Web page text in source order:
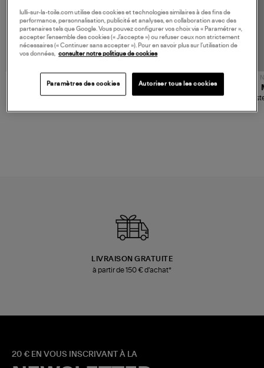
JEROME DREYFUSS
Sac Bobi S Cuir Lamé
TORAL
Mocassins Killian Sport
LIVRAISON GRATUITE
à partir de 150 € d'achat*
20 € EN VOUS INSCRIVANT À LA
lulli-sur-la-toile.com utilise des cookies et technologies similaires à des fins de
performance, personnalisation, publicité et analyses, en collaboration avec des
partenaires tels que Google. Vous pouvez configurer vos choix via « Paramétrer »,
accepter l’ensemble des cookies (« J’accepte ») ou refuser ceux non strictement
nécessaires (« Continuer sans accepter »). Pour en savoir plus sur l’utilisation de
vos données, consulter notre politique de cookies
Paramètres des cookies Autoriser tous les cookies